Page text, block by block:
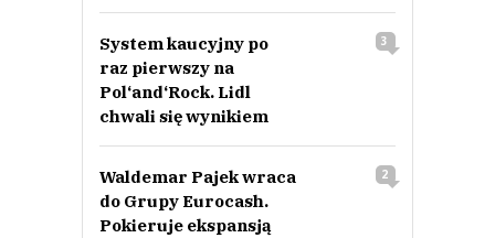
System kaucyjny po
raz pierwszy na
Pol‘and‘Rock. Lidl
chwali się wynikiem
3
Waldemar Pajek wraca
do Grupy Eurocash.
Pokieruje ekspansją
2